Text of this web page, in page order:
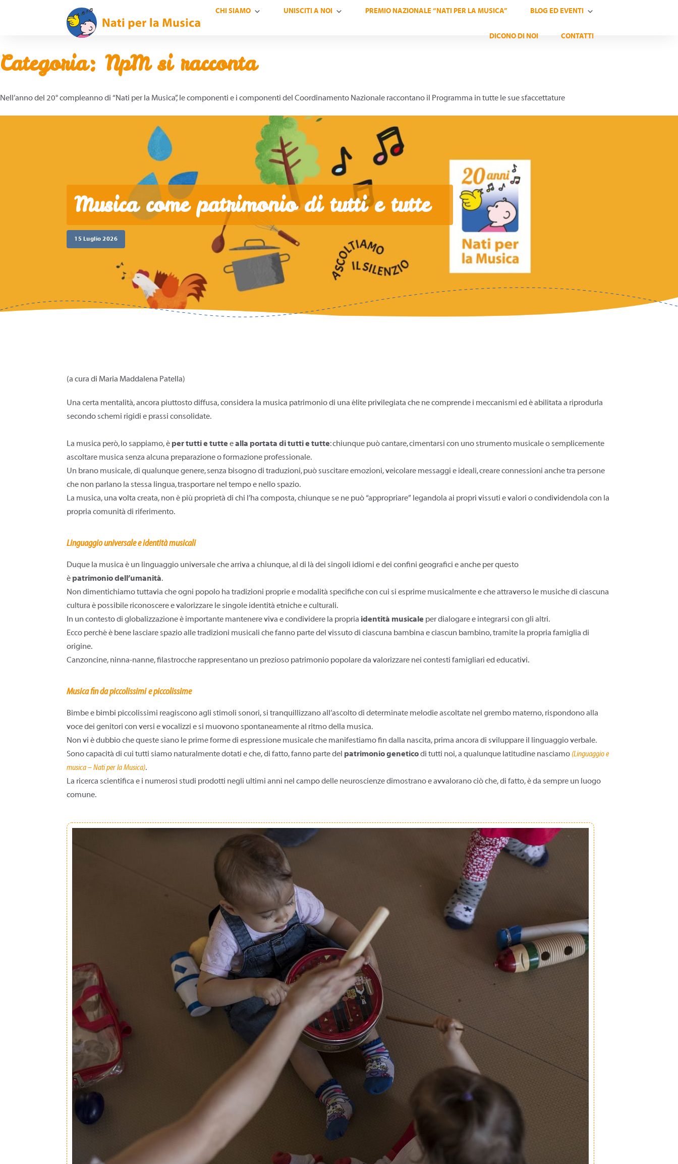
CHI SIAMO UNISCITI A NOI PREMIO NAZIONALE “NATI PER LA MUSICA” BLOG ED EVENTI
DICONO DI NOI CONTATTI
Categoria: NpM si racconta
Nell’anno del 20° compleanno di “Nati per la Musica”, le componenti e i componenti del Coordinamento Nazionale raccontano il Programma in tutte le sue sfaccettature
Musica come patrimonio di tutti e tutte
15 Luglio 2026
(a cura di Maria Maddalena Patella)
Una certa mentalità, ancora piuttosto diffusa, considera la musica patrimonio di una élite privilegiata che ne comprende i meccanismi ed è abilitata a riprodurla
secondo schemi rigidi e prassi consolidate.
La musica però, lo sappiamo, è per tuttie tutte ealla portata di tuttie tutte: chiunque può cantare, cimentarsi con uno strumento musicale o semplicemente
ascoltare musica senza alcuna preparazione o formazione professionale.
Un brano musicale, di qualunque genere, senza bisogno di traduzioni, può suscitare emozioni, veicolare messaggi e ideali, creare connessioni anche tra persone
che non parlano la stessa lingua, trasportare nel tempo e nello spazio.
La musica, una volta creata, non è più proprietà di chi l’ha composta, chiunque se ne può “appropriare” legandola ai propri vissuti e valori o condividendola con la
propria comunità di riferimento.
Linguaggio universale e identità musicali
Duque la musica è un linguaggio universale che arriva a chiunque, al di là dei singoli idiomi e dei confini geografici e anche per questo
è patrimonio dell’umanità.
Non dimentichiamo tuttavia che ogni popolo ha tradizioni proprie e modalità specifiche con cui si esprime musicalmente e che attraverso le musiche di ciascuna
cultura è possibile riconoscere e valorizzare le singole identità etniche e culturali.
In un contesto di globalizzazione è importante mantenere viva e condividere la propria identità musicale per dialogare e integrarsi con gli altri.
Ecco perché è bene lasciare spazio alle tradizioni musicali che fanno parte del vissuto di ciascuna bambina e ciascun bambino, tramite la propria famiglia di
origine.
Canzoncine, ninna-nanne, filastrocche rappresentano un prezioso patrimonio popolare da valorizzare nei contesti famigliari ed educativi.
Musica fin da piccolissimi e piccolissime
Bimbe e bimbi piccolissimi reagiscono agli stimoli sonori, si tranquillizzano all’ascolto di determinate melodie ascoltate nel grembo materno, rispondono alla
voce dei genitori con versi e vocalizzi e si muovono spontaneamente al ritmo della musica.
Non vi è dubbio che queste siano le prime forme di espressione musicale che manifestiamo fin dalla nascita, prima ancora di sviluppare il linguaggio verbale.
Sono capacità di cui tutti siamo naturalmente dotati e che, di fatto, fanno parte del patrimonio geneticodi tutti noi, a qualunque latitudine nasciamo (Linguaggio e
musica – Nati per la Musica).
La ricerca scientifica e i numerosi studi prodotti negli ultimi anni nel campo delle neuroscienze dimostrano e avvalorano ciò che, di fatto, è da sempre un luogo
comune.